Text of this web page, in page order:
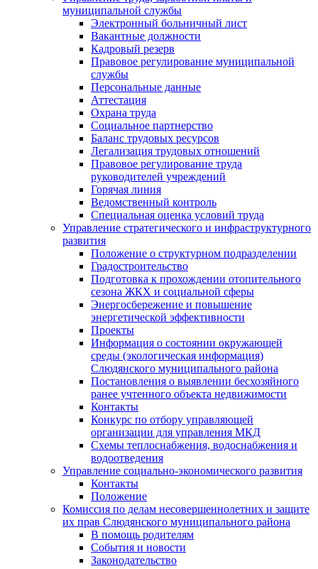
муниципальной службы
Электронный больничный лист
Вакантные должности
Кадровый резерв
Правовое регулирование муниципальной
службы
Персональные данные
Аттестация
Охрана труда
Социальное партнерство
Баланс трудовых ресурсов
Легализация трудовых отношений
Правовое регулирование труда
руководителей учреждений
Горячая линия
Ведомственный контроль
Специальная оценка условий труда
Управление стратегического и инфраструктурного
развития
Положение о структурном подразделении
Градостроительство
Подготовка к прохождении отопительного
сезона ЖКХ и социальной сферы
Энергосбережение и повышение
энергетической эффективности
Проекты
Информация о состоянии окружающей
среды (экологическая информация)
Слюдянского муниципального района
Постановления о выявлении бесхозяйного
ранее учтенного объекта недвижимости
Контакты
Конкурс по отбору управляющей
организации для управления МКД
Схемы теплоснабжения, водоснабжения и
водоотведения
Управление социально-экономического развития
Контакты
Положение
Комиссия по делам несовершеннолетних и защите
их прав Слюдянского муниципального района
В помощь родителям
События и новости
Законодательство